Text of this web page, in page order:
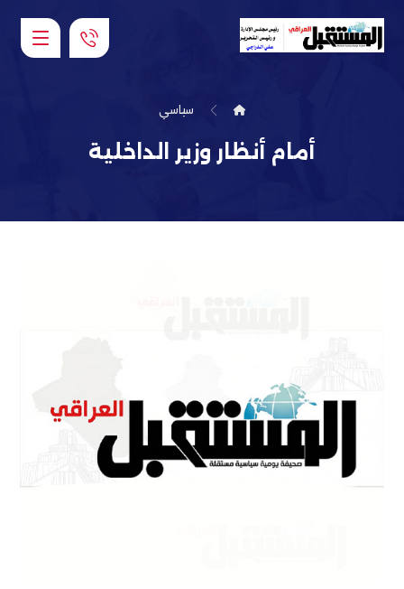
سياسي
أمام أنظار وزير الداخلية